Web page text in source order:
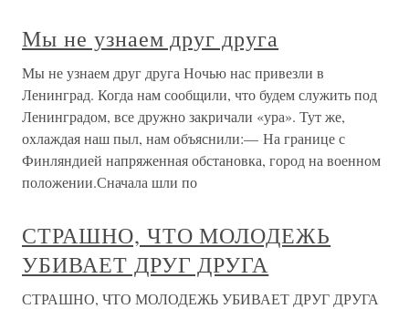
Мы не узнаем друг друга
Мы не узнаем друг друга Ночью нас привезли в
Ленинград. Когда нам сообщили, что будем служить под
Ленинградом, все дружно закричали «ура». Тут же,
охлаждая наш пыл, нам объяснили:— На границе с
Финляндией напряженная обстановка, город на военном
положении.Сначала шли по
СТРАШНО, ЧТО МОЛОДЕЖЬ
УБИВАЕТ ДРУГ ДРУГА
СТРАШНО, ЧТО МОЛОДЕЖЬ УБИВАЕТ ДРУГ ДРУГА